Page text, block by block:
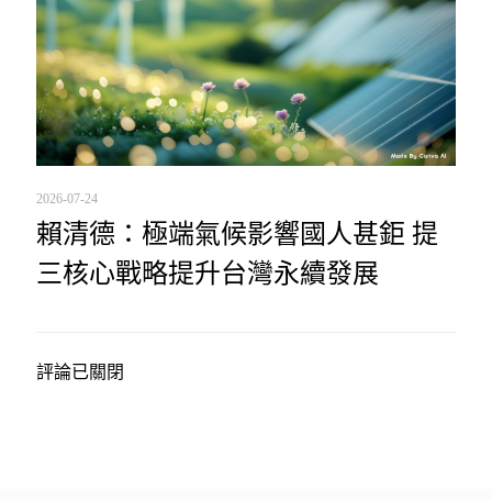
2026-07-24
賴清德：極端氣候影響國人甚鉅 提
三核心戰略提升台灣永續發展
評論已關閉